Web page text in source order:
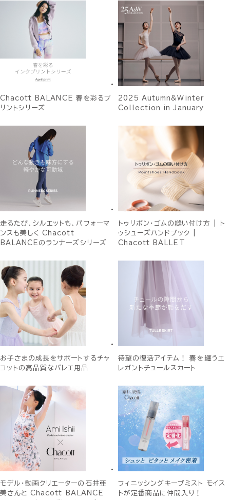
Chacott BALANCE 春を彩るプ
リントシリーズ
2025 Autumn&Winter
Collection in January
走るたび、シルエットも、パフォーマ
ンスも美しく Chacott
BALANCEのランナーズシリーズ
トゥリボン・ゴムの縫い付け方 | ト
ゥシューズハンドブック |
Chacott BALLET
お子さまの成長をサポートするチャ
コットの高品質なバレエ用品
待望の復活アイテム！ 春を纏うエ
レガントチュールスカート
モデル・動画クリエーターの石井亜
美さんと Chacott BALANCE
フィニッシングキープミスト モイス
トが定番商品に仲間入り！